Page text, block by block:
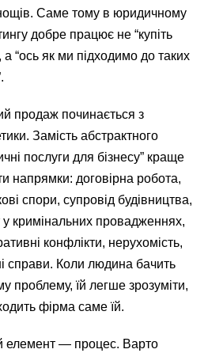
Саме тому в юридичному
добре працює не “купіть
а “ось як ми підходимо до таких
продаж починається з
Замість абстрактного
послуги для бізнесу” краще
напрямки: договірна робота,
спори, супровід будівництва,
у кримінальних провадженнях,
конфлікти, нерухомість,
справи. Коли людина бачить
проблему, їй легше зрозуміти,
фірма саме їй.
елемент — процес. Варто